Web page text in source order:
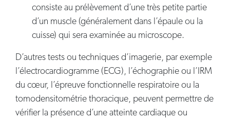
consiste au prélèvement d’une très petite partie
d’un muscle (généralement dans l’épaule ou la
cuisse) qui sera examinée au microscope.
D’autres tests ou techniques d’imagerie, par exemple
l’électrocardiogramme (ECG), l’échographie ou l’IRM
du cœur, l’épreuve fonctionnelle respiratoire ou la
tomodensitométrie thoracique, peuvent permettre de
vérifier la présence d’une atteinte cardiaque ou